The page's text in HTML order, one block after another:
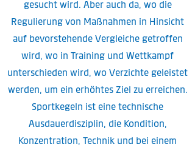
gesucht wird. Aber auch da, wo die
Regulierung von Maßnahmen in Hinsicht
auf bevorstehende Vergleiche getroffen
wird, wo in Training und Wettkampf
unterschieden wird, wo Verzichte geleistet
werden, um ein erhöhtes Ziel zu erreichen.
Sportkegeln ist eine technische
Ausdauerdisziplin, die Kondition,
Konzentration, Technik und bei einem